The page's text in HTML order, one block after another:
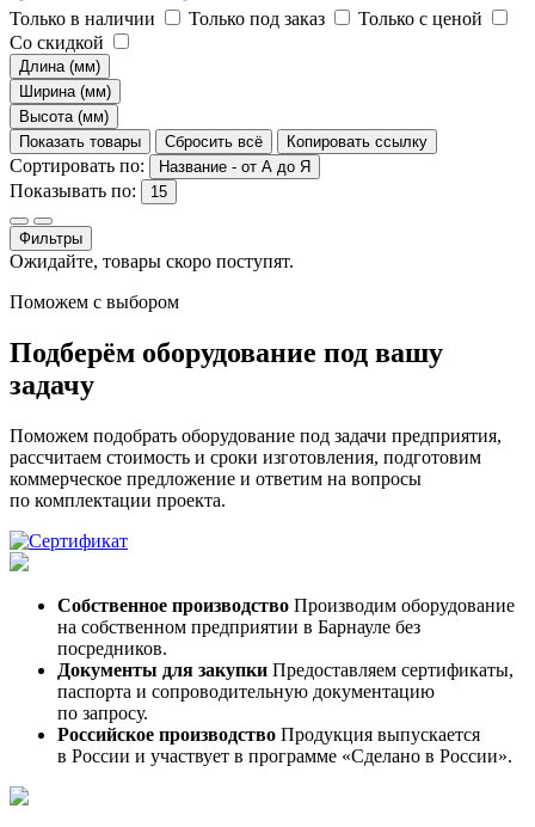
Только в наличии Только под заказ
Только с ценой
Со скидкой
Длина (мм)
Ширина (мм)
Высота (мм)
Показать товары
Сбросить всё Копировать ссылку
Сортировать по: Название - от А до Я
Показывать по: 15
Фильтры
Ожидайте, товары скоро поступят.
Поможем с выбором
Подберём оборудование под вашу
задачу
Поможем подобрать оборудование под задачи предприятия,
рассчитаем стоимость и сроки изготовления, подготовим
коммерческое предложение и ответим на вопросы
по комплектации проекта.
Собственное производство Производим оборудование
на собственном предприятии в Барнауле без
посредников.
Документы для закупки Предоставляем сертификаты,
паспорта и сопроводительную документацию
по запросу.
Российское производство Продукция выпускается
в России и участвует в программе «Сделано в России».